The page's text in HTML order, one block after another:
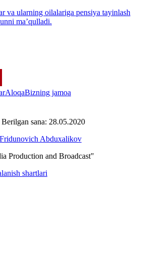
va ularning oilalariga pensiya tayinlash
ma’qulladi.
AloqaBizning jamoa
sana: 28.05.2020
Abduxalikov
Production and Broadcast"
shartlari